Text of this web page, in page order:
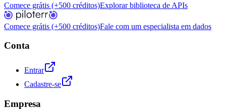
Comece grátis (+500 créditos)Explorar biblioteca de APIs
Comece grátis (+500 créditos)Fale com um especialista em dados
Conta
Entrar
Cadastre-se
Empresa